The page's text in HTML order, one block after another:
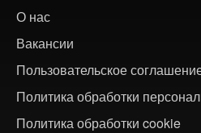
О нас
Вакансии
Пользовательское
Политика обработки
Политика обработки cookie